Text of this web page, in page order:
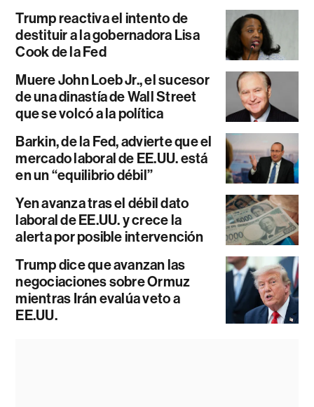
Trump reactiva el intento de
destituir a la gobernadora Lisa
Cook de la Fed
Muere John Loeb Jr., el sucesor
de una dinastía de Wall Street
que se volcó a la política
Barkin, de la Fed, advierte que el
mercado laboral de EE.UU. está
en un “equilibrio débil”
Yen avanza tras el débil dato
laboral de EE.UU. y crece la
alerta por posible intervención
Trump dice que avanzan las
negociaciones sobre Ormuz
mientras Irán evalúa veto a
EE.UU.